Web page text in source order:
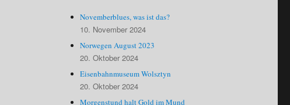
Novemberblues, was ist das?
10. November 2024
Norwegen August 2023
20. Oktober 2024
Eisenbahnmuseum Wolsztyn
20. Oktober 2024
Morgenstund halt Gold im Mund